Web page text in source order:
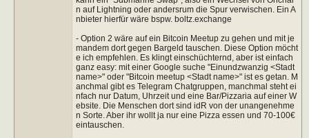
n auf Lightning oder andersrum die Spur verwischen. Ein A
nbieter hierfür wäre bspw. boltz.exchange
- Option 2 wäre auf ein Bitcoin Meetup zu gehen und mit je
mandem dort gegen Bargeld tauschen. Diese Option möcht
e ich empfehlen. Es klingt einschüchternd, aber ist einfach
ganz easy: mit einer Google suche "Einundzwanzig <Stadt
name>" oder "Bitcoin meetup <Stadt name>" ist es getan. M
anchmal gibt es Telegram Chatgruppen, manchmal steht ei
nfach nur Datum, Uhrzeit und eine Bar/Pizzaria auf einer W
ebsite. Die Menschen dort sind idR von der unangenehme
n Sorte. Aber ihr wollt ja nur eine Pizza essen und 70-100€
eintauschen.